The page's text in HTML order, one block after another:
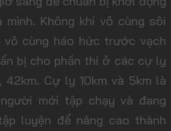
Không khí vô cùng sôi
vô cùng háo hức trước vạch
bị cho phần thi ở các cự ly
42km. Cự ly 10km và 5km là
mới tập chạy và đang
luyện để nâng cao thành